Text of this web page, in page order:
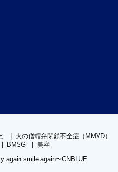
犬の僧帽弁閉鎖不全症（MMVD）
BMSG
美容
again smile again〜CNBLUE